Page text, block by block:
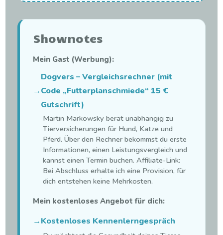
Shownotes
Mein Gast (Werbung):
→
Dogvers – Vergleichsrechner (mit
Code „Futterplanschmiede“ 15 €
Gutschrift)
Martin Markowsky berät unabhängig zu
Tierversicherungen für Hund, Katze und
Pferd. Über den Rechner bekommst du erste
Informationen, einen Leistungsvergleich und
kannst einen Termin buchen. Affiliate-Link:
Bei Abschluss erhalte ich eine Provision, für
dich entstehen keine Mehrkosten.
Mein kostenloses Angebot für dich:
→Kostenloses Kennenlerngespräch